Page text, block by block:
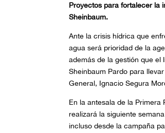
Proyectos para fortalecer la
Sheinbaum.
Ante la crisis hídrica que
agua será prioridad de la
además de la gestión que el
Sheinbaum Pardo para
General, Ignacio Segura
En la antesala de la Primera
realizará la siguiente
incluso desde la campaña